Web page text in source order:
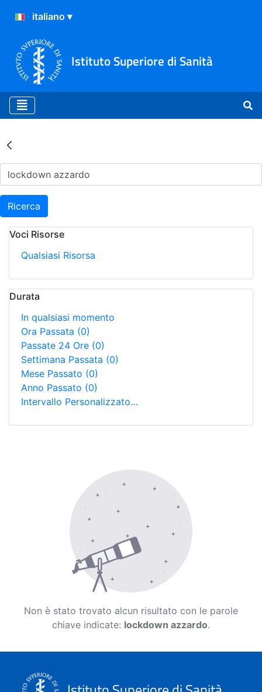
Istituto Superiore di Sanità
Risultati della Ricerca -
Ricerca
Voci Risorse
Qualsiasi Risorsa
Durata
In qualsiasi momento
Ora Passata (0)
Passate 24 Ore (0)
Settimana Passata (0)
Mese Passato (0)
Anno Passato (0)
Intervallo Personalizzato…
Non è stato trovato alcun risultato con le parole
chiave indicate: lockdown azzardo.